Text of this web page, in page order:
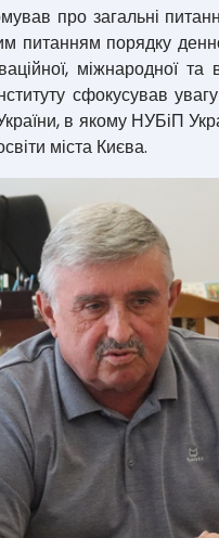
про загальні
питанням порядку
міжнародної та
сфокусував
в якому НУБіП
міста Києва.